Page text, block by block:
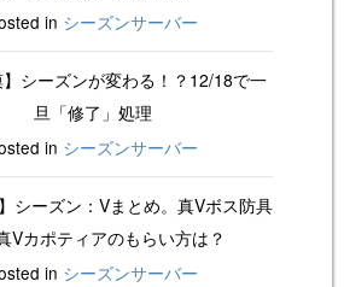
in シーズンサーバー
】シーズンが変わる！？12/18で一
旦「修了」処理
in シーズンサーバー
シーズン：Vまとめ。真Vボス防具
Vカポティアのもらい方は？
in シーズンサーバー